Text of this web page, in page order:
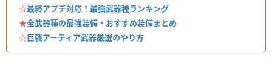
☆最終アプデ対応！最強武器種ランキング
★全武器種の最強装備・おすすめ装備まとめ
☆巨戟アーティア武器厳選のやり方